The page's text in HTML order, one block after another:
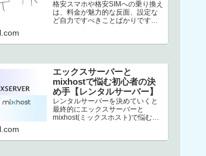
格安スマホや格安SIMへの乗り換え
は、料金が魅力的な反面、設定な
ど自力ですべきことばかりです。
まって…
エックスサーバーと
mixhostで悩む初心者の決
め手【レンタルサーバー】
レンタルサーバーを決めていくと
最終的にエックスサーバーと
mixhost(ミックスホスト)で悩むと
フ…